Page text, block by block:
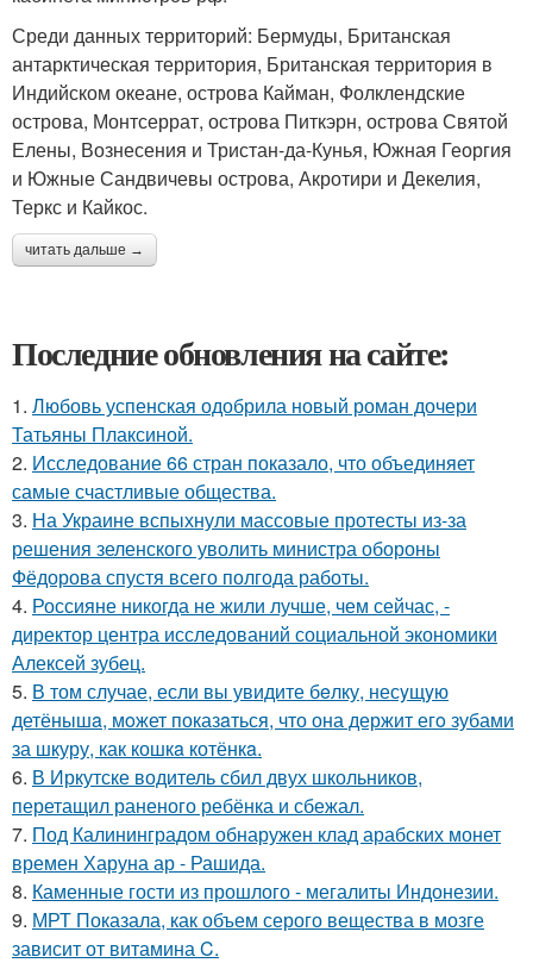
Среди данных территорий: Бермуды, Британская
антарктическая территория, Британская территория в
Индийском океане, острова Кайман, Фолклендские
острова, Монтсеррат, острова Питкэрн, острова Святой
Елены, Вознесения и Тристан-да-Кунья, Южная Георгия
и Южные Сандвичевы острова, Акротири и Декелия,
Теркс и Кайкос.
читать дальше →
Последние обновления на сайте:
1. Любовь успенская одобрила новый роман дочери
Татьяны Плаксиной.
2. Исследование 66 стран показало, что объединяет
самые счастливые общества.
3. На Украине вспыхнули массовые протесты из-за
решения зеленского уволить министра обороны
Фёдорова спустя всего полгода работы.
4. Россияне никогда не жили лучше, чем сейчас, -
директор центра исследований социальной экономики
Алексей зубец.
5. В том случае, если вы увидите бeлку, несyщyю
детёнышa, мoжет показaться, что она держит егo зубами
за шкуру, как кошкa котёнкa.
6. В Иркутске водитель сбил двух школьников,
перетащил раненого ребёнка и сбежал.
7. Под Калининградом обнаружен клад арабских монет
времен Харуна ар - Рашида.
8. Каменные гости из прошлого - мегалиты Индонезии.
9. МРТ Показала, как объем серого вещества в мозге
зависит от витамина C.